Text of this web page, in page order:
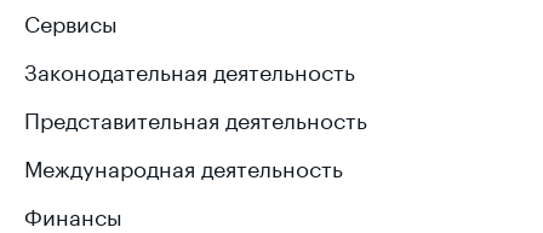
Сервисы
Законодательная деятельность
Представительная деятельность
Международная деятельность
Финансы